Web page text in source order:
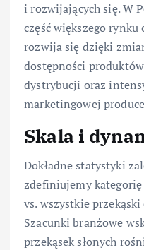
i rozwijających się. W
część większego
rozwija się dzięki
dostępności
dystrybucji oraz
marketingowej
Skala i
Dokładne statystyki
zdefiniujemy
vs. wszystkie
Szacunki branżowe
przekąsek słonych